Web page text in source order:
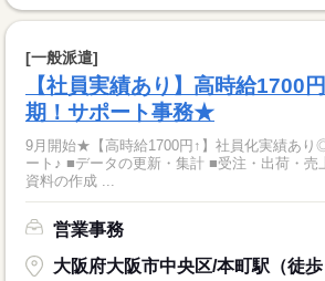
[一般派遣]
【社員実績あり】高時給1700
期！サポート事務★
9月開始★【高時給1700円↑】社員化実績あり
ート♪ ■データの更新・集計 ■受注・出荷・売上データの分析 ■会議
資料の作成 ...
営業事務
大阪府大阪市中央区/本町駅（徒歩